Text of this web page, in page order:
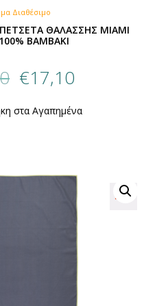
Διαθέσιμο
ΠΕΤΣΕΤΑ ΘΑΛΑΣΣΗΣ MIAMI
BAMBAKI
price
€19,00.
€17,10
είναι:
στα Αγαπημένα